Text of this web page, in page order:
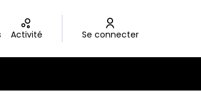
Activité Se connecter
utilisateur